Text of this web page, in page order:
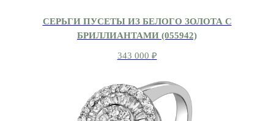
СЕРЬГИ ПУСЕТЫ ИЗ БЕЛОГО ЗОЛОТА С
БРИЛЛИАНТАМИ (055942)
343 000 ₽